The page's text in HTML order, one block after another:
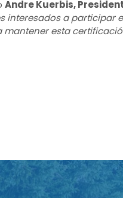
Andre Kuerbis,
interesados a participar
esta